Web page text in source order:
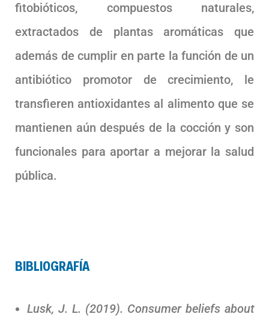
fitobióticos, compuestos naturales,
extractados de plantas aromáticas que
además de cumplir en parte la función de un
antibiótico promotor de crecimiento, le
transfieren antioxidantes al alimento que se
mantienen aún después de la cocción y son
funcionales para aportar a mejorar la salud
pública.
BIBLIOGRAFÍA
Lusk, J. L. (2019). Consumer beliefs about